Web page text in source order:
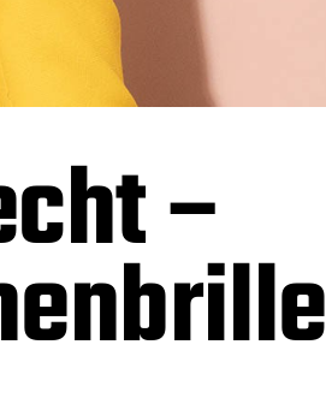
–